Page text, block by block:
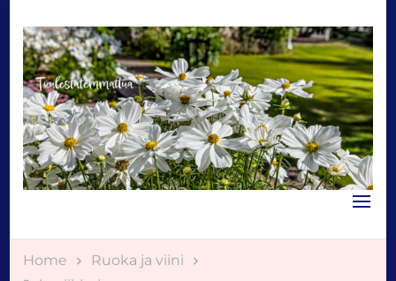
Tuulestatemmattua
Home
Ruoka ja viini